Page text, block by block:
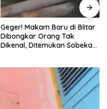
Geger! Makam Baru di Blitar
Dibongkar Orang Tak
Dikenal, Ditemukan Sobekan